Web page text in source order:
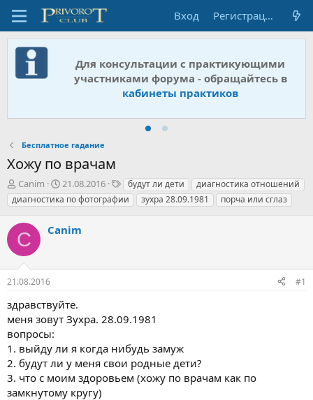
Вход Регистрация
Для консультации с практикующими
участниками форума - обращайтесь в
кабинеты практиков
Бесплатное гадание
Хожу по врачам
А
в
т
о
р
т
е
м
ы
Canim
Д
а
т
н
а
21.08.2016
Т
е
г
будут ли дети
диагностика отношений
диагностика по фотографии
зухра 28.09.1981 порча или сглаз
C Canim
21.08.2016 #1
здравствуйте.
меня зовут Зухра. 28.09.1981
вопросы:
1. выйду ли я когда нибудь замуж
2. будут ли у меня свои родные дети?
3. что с моим здоровьем (хожу по врачам как по
замкнутому кругу)